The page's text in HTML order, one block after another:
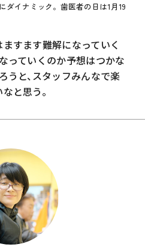
ダイナミック。歯医者の日は1月19
すます難解になっていく
っていくのか予想はつかな
うと、スタッフみんなで楽
と思う。